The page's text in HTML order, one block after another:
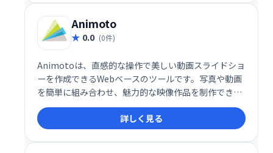
Animoto
0.0 (0件)
Animotoは、直感的な操作で美しい動画スライドショ
ーを作成できるWebベースのツールです。写真や動画
を簡単に組み合わせ、魅力的な映像作品を制作できま
す。個人利用からマーケティング用途まで幅広く活用
でき、ビジネスプロフェッショナルや教育現場でも好
評です。創造性を刺激する豊富な機能で、感動的な動
画作りをサポートします。
詳しく見る